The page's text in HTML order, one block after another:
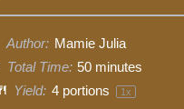
Author: Mamie Julia
Total Time: 50 minutes
Yield: 4portions 1 x